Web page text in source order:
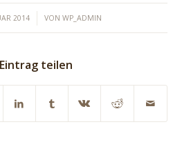
2014 VON WP_ADMIN
Eintrag teilen